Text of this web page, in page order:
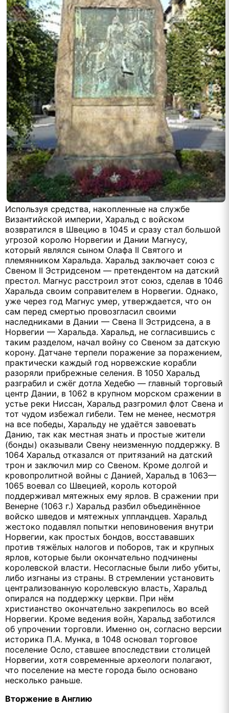
Используя средства, накопленные на службе
Византийской империи, Харальд с войском
возвратился в Швецию в 1045 и сразу стал большой
угрозой королю Норвегии и Дании Магнусу,
который являлся сыном Олафа II Святого и
племянником Харальда. Харальд заключает союз с
Свеном II Эстридсеном — претендентом на датский
престол. Магнус расстроил этот союз, сделав в 1046
Харальда своим соправителем в Норвегии. Однако,
уже через год Магнус умер, утверждается, что он
сам перед смертью провозгласил своими
наследниками в Дании — Свена II Эстридсена, а в
Норвегии — Харальда. Харальд, не согласившись с
таким разделом, начал войну со Свеном за датскую
корону. Датчане терпели поражение за поражением,
практически каждый год норвежские корабли
разоряли прибрежные селения. В 1050 Харальд
разграбил и сжёг дотла Хедебю — главный торговый
центр Дании, в 1062 в крупном морском сражении в
устье реки Ниссан, Харальд разгромил флот Свена и
тот чудом избежал гибели. Тем не менее, несмотря
на все победы, Харальду не удаётся завоевать
Данию, так как местная знать и простые жители
(бонды) оказывали Свену неизменную поддержку. В
1064 Харальд отказался от притязаний на датский
трон и заключил мир со Свеном. Кроме долгой и
кровопролитной войны с Данией, Харальд в 1063—
1065 воевал со Швецией, король которой
поддерживал мятежных ему ярлов. В сражении при
Венерне (1063 г.) Харальд разбил объединённое
войско шведов и мятежных уппландцев. Харальд
жестоко подавлял попытки неповиновения внутри
Норвегии, как простых бондов, восстававших
против тяжёлых налогов и поборов, так и крупных
ярлов, которые были окончательно подчинены
королевской власти. Несогласные были либо убиты,
либо изгнаны из страны. В стремлении установить
централизованную королевскую власть, Харальд
опирался на поддержку церкви. При нём
христианство окончательно закрепилось во всей
Норвегии. Кроме ведения войн, Харальд заботился
об упрочении торговли. Именно он, согласно версии
историка П.А. Мунка, в 1048 основал торговое
поселение Осло, ставшее впоследствии столицей
Норвегии, хотя современные археологи полагают,
что поселение на месте города было основано
несколько раньше.
Вторжение в Англию